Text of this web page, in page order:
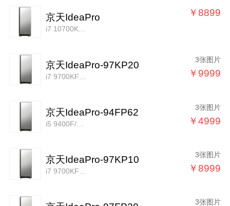
京天IdeaPro
i7 10700K/16GB/256GB+2TB/P2200
￥8899
京天IdeaPro-97KP20 3张图片
￥9999
京天IdeaPro-94FP62 3张图片
￥4999
京天IdeaPro-97KP10 3张图片
￥8999
3张图片